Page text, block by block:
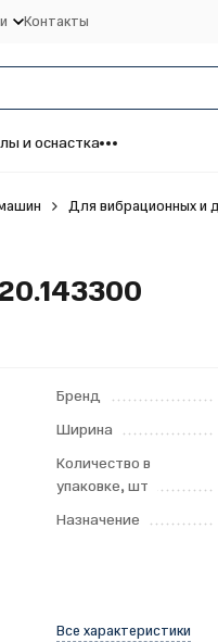
Контакты
и оснастка
Для вибрационных
Бренд
Ширина
Количество в
упаковке, шт
Назначение
Все характеристики